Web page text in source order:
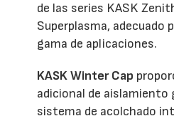
de las series KASK
Superplasma, adecuado
gama de aplicaciones.
KASK Winter Cap
adicional de aislamiento
sistema de acolchado